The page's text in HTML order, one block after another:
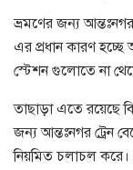
ভ্রমণের জন্য আন্তঃনগর
এর প্রধান কারণ
স্টেশন গুলোতে না
তাছাড়া এতে রয়েছে
জন্য আন্তঃনগর ট্রেন
নিয়মিত চলাচল করে।